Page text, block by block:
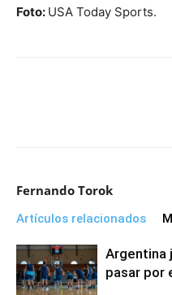
Foto: USA Today Sports.
Fernando Torok
Artículos relacionados
Argentina
pasar por